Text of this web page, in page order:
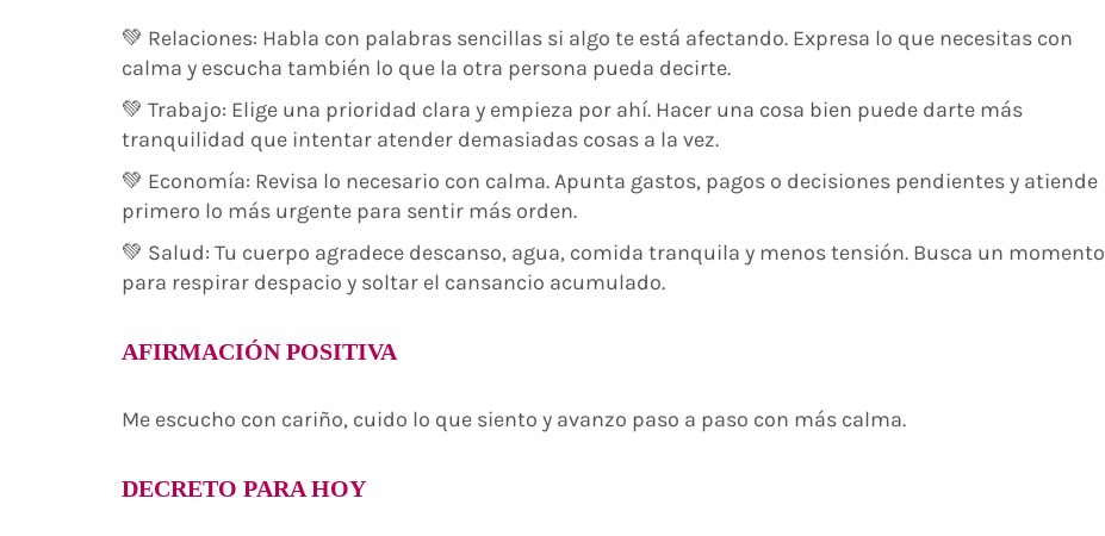
💚 Relaciones: Habla con palabras sencillas si algo te está afectando. Expresa lo que necesitas con
calma y escucha también lo que la otra persona pueda decirte.
💚 Trabajo: Elige una prioridad clara y empieza por ahí. Hacer una cosa bien puede darte más
tranquilidad que intentar atender demasiadas cosas a la vez.
💚 Economía: Revisa lo necesario con calma. Apunta gastos, pagos o decisiones pendientes y atiende
primero lo más urgente para sentir más orden.
💚 Salud: Tu cuerpo agradece descanso, agua, comida tranquila y menos tensión. Busca un momento
para respirar despacio y soltar el cansancio acumulado.
AFIRMACIÓN POSITIVA
Me escucho con cariño, cuido lo que siento y avanzo paso a paso con más calma.
DECRETO PARA HOY